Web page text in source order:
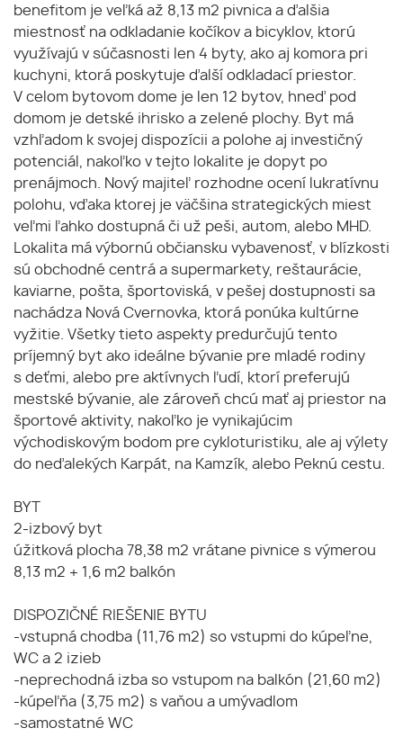
benefitom je veľká až 8,13 m2 pivnica a ďalšia
miestnosť na odkladanie kočíkov a bicyklov, ktorú
využívajú v súčasnosti len 4 byty, ako aj komora pri
kuchyni, ktorá poskytuje ďalší odkladací priestor.
V celom bytovom dome je len 12 bytov, hneď pod
domom je detské ihrisko a zelené plochy. Byt má
vzhľadom k svojej dispozícii a polohe aj investičný
potenciál, nakoľko v tejto lokalite je dopyt po
prenájmoch. Nový majiteľ rozhodne ocení lukratívnu
polohu, vďaka ktorej je väčšina strategických miest
veľmi ľahko dostupná či už peši, autom, alebo MHD.
Lokalita má výbornú občiansku vybavenosť, v blízkosti
sú obchodné centrá a supermarkety, reštaurácie,
kaviarne, pošta, športoviská, v pešej dostupnosti sa
nachádza Nová Cvernovka, ktorá ponúka kultúrne
vyžitie. Všetky tieto aspekty predurčujú tento
príjemný byt ako ideálne bývanie pre mladé rodiny
s deťmi, alebo pre aktívnych ľudí, ktorí preferujú
mestské bývanie, ale zároveň chcú mať aj priestor na
športové aktivity, nakoľko je vynikajúcim
východiskovým bodom pre cykloturistiku, ale aj výlety
do neďalekých Karpát, na Kamzík, alebo Peknú cestu.
BYT
2-izbový byt
úžitková plocha 78,38 m2 vrátane pivnice s výmerou
8,13 m2 + 1,6 m2 balkón
DISPOZIČNÉ RIEŠENIE BYTU
-vstupná chodba (11,76 m2) so vstupmi do kúpeľne,
WC a 2 izieb
-neprechodná izba so vstupom na balkón (21,60 m2)
-kúpeľňa (3,75 m2) s vaňou a umývadlom
-samostatné WC